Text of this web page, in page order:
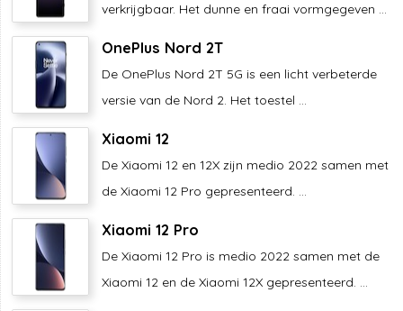
verkrijgbaar. Het dunne en fraai vormgegeven ...
OnePlus Nord 2T
De OnePlus Nord 2T 5G is een licht verbeterde
versie van de Nord 2. Het toestel ...
Xiaomi 12
De Xiaomi 12 en 12X zijn medio 2022 samen met
de Xiaomi 12 Pro gepresenteerd. ...
Xiaomi 12 Pro
De Xiaomi 12 Pro is medio 2022 samen met de
Xiaomi 12 en de Xiaomi 12X gepresenteerd. ...